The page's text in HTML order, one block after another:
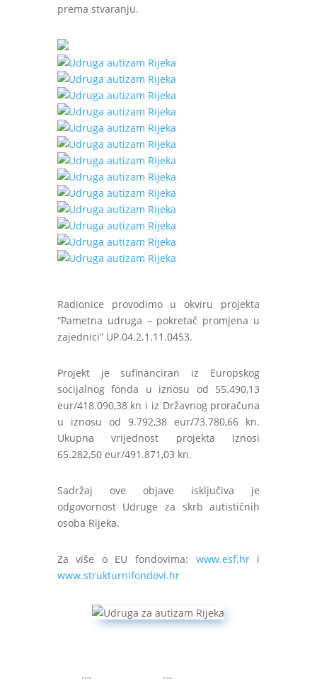
prema stvaranju.
Radionice provodimo u okviru projekta
“Pametna udruga – pokretač promjena u
zajednici” UP.04.2.1.11.0453.
Projekt je sufinanciran iz Europskog
socijalnog fonda u iznosu od 55.490,13
eur/418.090,38 kn i iz Državnog proračuna
u iznosu od 9.792,38 eur/73.780,66 kn.
Ukupna vrijednost projekta iznosi
65.282,50 eur/491.871,03 kn.
Sadržaj ove objave isključiva je
odgovornost Udruge za skrb autističnih
osoba Rijeka.
Za više o EU fondovima: www.esf.hri
www.strukturnifondovi.hr